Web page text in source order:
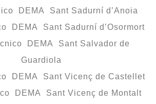
DEMA Sant Sadurní d’Anoia
DEMA Sant Sadurní d’Osormort
DEMA Sant Salvador de
Guardiola
DEMA Sant Vicenç de Castellet
DEMA Sant Vicenç de Montalt